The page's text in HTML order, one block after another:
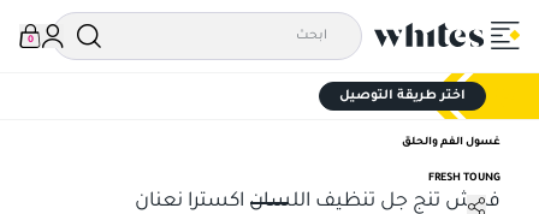
0
اختر طريقة التوصيل
غسول الفم والحلق
FRESH TOUNG
فريش تنج جل تنظيف اللسان اكسترا نعنان